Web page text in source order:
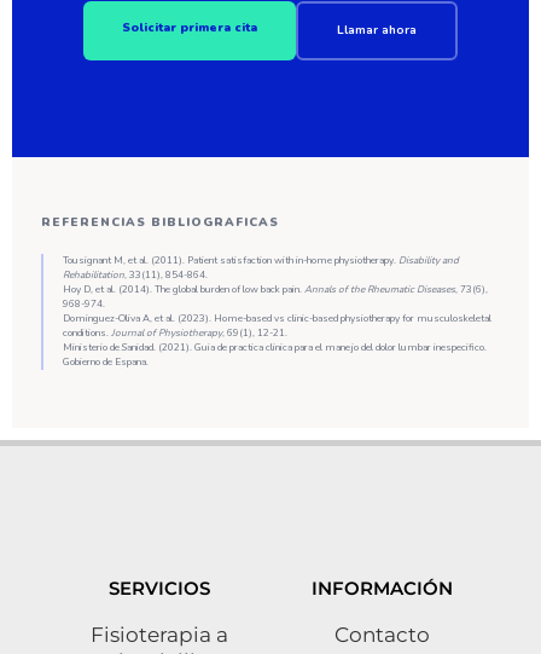
Solicitar primera cita Llamar ahora
REFERENCIAS BIBLIOGRAFICAS
Tousignant M, et al. (2011). Patient satisfaction with in-home physiotherapy. Disability and
Rehabilitation, 33(11), 854-864.
Hoy D, et al. (2014). The global burden of low back pain.Annals of the Rheumatic Diseases, 73(6),
968-974.
Dominguez-Oliva A, et al. (2023). Home-based vs clinic-based physiotherapy for musculoskeletal
conditions.Journal of Physiotherapy, 69(1), 12-21.
Ministerio de Sanidad. (2021). Guia de practica clinica para el manejo del dolor lumbar inespecifico.
Gobierno de Espana.
SERVICIOS
Fisioterapia a
INFORMACIÓN
Contacto